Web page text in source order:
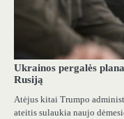
Ukrainos pergalės
Rusiją
Atėjus kitai Trumpo
ateitis sulaukia naujo